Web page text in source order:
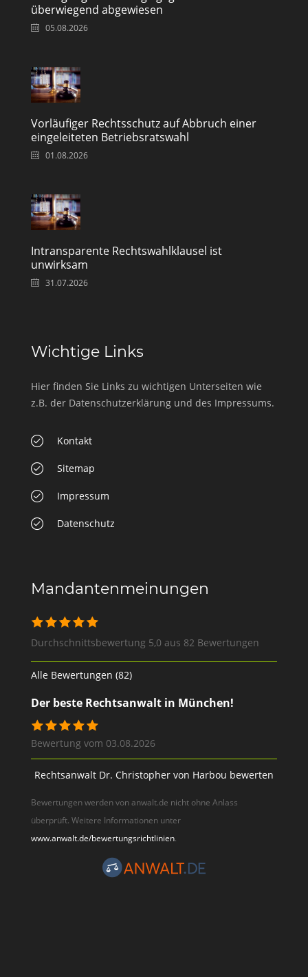
überwiegend abgewiesen
05.08.2026
Vorläufiger Rechtsschutz auf Abbruch einer
eingeleiteten Betriebsratswahl
01.08.2026
Intransparente Rechtswahlklausel ist
unwirksam
31.07.2026
Wichtige Links
Hier finden Sie Links zu wichtigen Unterseiten wie
z.B. der Datenschutzerklärung und des Impressums.
Kontakt
Sitemap
Impressum
Datenschutz
Mandantenmeinungen
Durchschnittsbewertung 5,0 aus 82 Bewertungen
Alle Bewertungen (82)
Der beste Rechtsanwalt in München!
Bewertung vom 03.08.2026
Rechtsanwalt Dr. Christopher von Harbou bewerten
Bewertungen werden von anwalt.de nicht ohne Anlass
überprüft. Weitere Informationen unter
www.anwalt.de/bewertungsrichtlinien.